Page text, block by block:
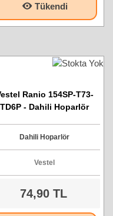
Tükendi
Ranio 154SP-T73-
TD6P - Dahili Hoparlör
Dahili Hoparlör
Vestel
74,90 TL